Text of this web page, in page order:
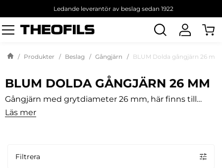
Ledande leverantör av beslag sedan 1922
Sök
produkt
Produkter Beslag Gångjärn BLUM Dolda gångjärn 26 mm
BLUM DOLDA GÅNGJÄRN 26 MM
Gångjärn med grytdiameter 26 mm, här finns till
exempel minigångjärnet Clip från Blum. Gångjärnen
finns för heltäckande, halvtäckande och
Läs mer
Filtrera